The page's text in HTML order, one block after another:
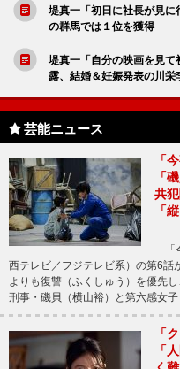
堤真一「初日に社長が見
の群馬では１位を獲得
堤真一「自分の映画を見
露、結婚＆妊娠発表の川栄
芸能ニュース
「
「
共
「
「
西テレビ／フジテレビ系）の第6
よりも復讐（ふくしゅう）を優先
刑事・磯貝（横山裕）と第六感女
「
「